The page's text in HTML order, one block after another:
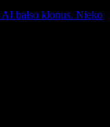
AI balso klonus. Nieko